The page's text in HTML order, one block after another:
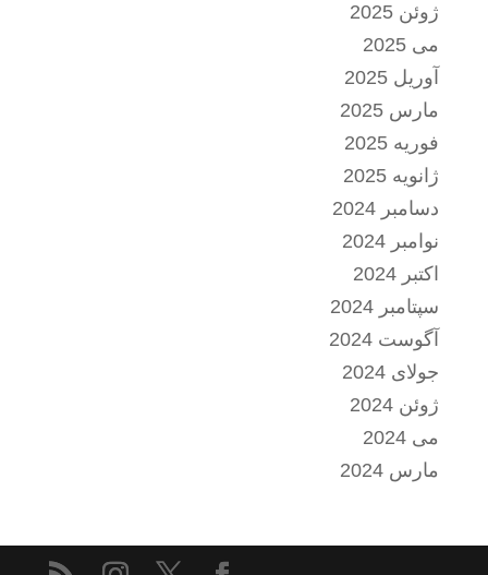
ژوئن 2025
می 2025
آوریل 2025
مارس 2025
فوریه 2025
ژانویه 2025
دسامبر 2024
نوامبر 2024
اکتبر 2024
سپتامبر 2024
آگوست 2024
جولای 2024
ژوئن 2024
می 2024
مارس 2024